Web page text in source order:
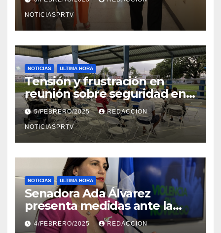
en Mayagüez
NOTICIASPRTV
NOTICIAS ULTIMA HORA
Tensión y frustración en
reunión sobre seguridad en
Reparto Metropolitano
5/FEBRERO/2025 REDACCION
NOTICIASPRTV
NOTICIAS ULTIMA HORA
Senadora Ada Álvarez
presenta medidas ante la
violencia en el noviazgo
4/FEBRERO/2025 REDACCION